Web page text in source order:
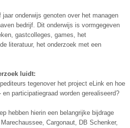
jaar onderwijs genoten over het managen
bedrijf. Dit onderwijs is vormgegeven
gastcolleges, games, het
literatuur, het onderzoek met een
luidt:
tegenover het project eLink en hoe
participatiegraad worden gerealiseerd?
hebben hierin een belangrijke bijdrage
Cargonaut, DB Schenker,